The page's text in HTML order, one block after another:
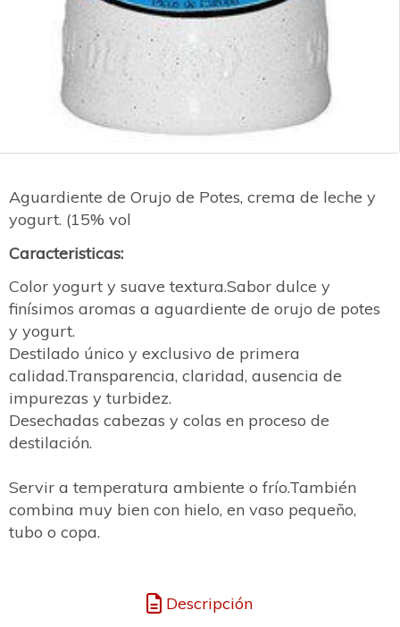
Aguardiente de Orujo de Potes, crema de leche y
yogurt. (15% vol
Caracteristicas:
Color yogurt y suave textura.Sabor dulce y
finísimos aromas a aguardiente de orujo de potes
y yogurt.
Destilado único y exclusivo de primera
calidad.Transparencia, claridad, ausencia de
impurezas y turbidez.
Desechadas cabezas y colas en proceso de
destilación.
Servir a temperatura ambiente o frío.También
combina muy bien con hielo, en vaso pequeño,
tubo o copa.
Descripción